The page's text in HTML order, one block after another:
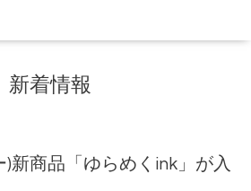
新着情報
)新商品「ゆらめくink」が入